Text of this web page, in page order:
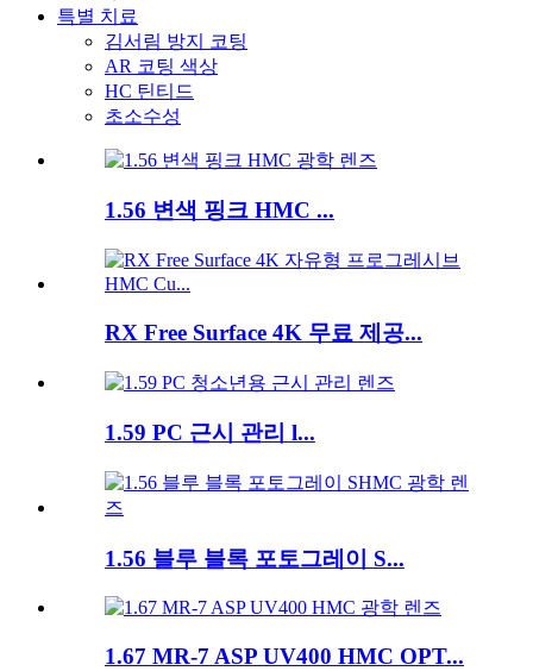
특별 치료
김서림 방지 코팅
AR 코팅 색상
HC 틴티드
초소수성
1.56 변색 핑크 HMC ...
RX Free Surface 4K 무료 제공...
1.59 PC 근시 관리 l...
1.56 블루 블록 포토그레이 S...
1.67 MR-7 ASP UV400 HMC OPT...